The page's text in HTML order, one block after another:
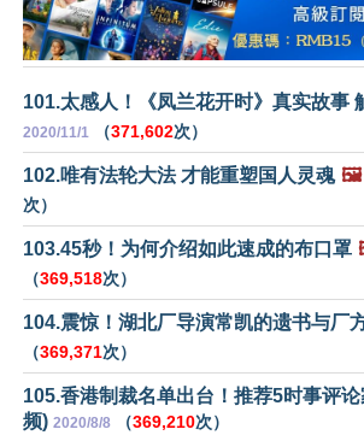
101.太感人！《凤兰花开时》真实故事
2020/11/1 （371,602次）
102.唯有法轮大法 才能重塑国人灵魂 🖼️
次）
103.45秒！为何介绍如此速成的布口罩
（369,518次）
104.震惊！湖北厂导演常凯的遗书与厂
（369,371次）
105.香港制裁名单出台！推荐5时事评
频) 2020/8/8 （369,210次）